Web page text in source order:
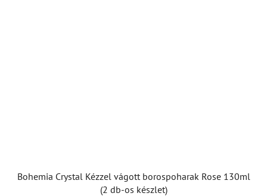
Bohemia Crystal Kézzel vágott borospoharak Rose 130ml
(2 db-os készlet)